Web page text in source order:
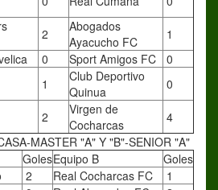
2
Abogados
Ayacucho FC
1
0 Sport Amigos FC
0
1
Club Deportivo
Quinua
0
2
Virgen de
Cocharcas
4
MASTER "A" Y "B"-SENIOR "A"
GolesEquipo B
Goles
2 Real Cocharcas FC
1